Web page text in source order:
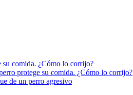
su comida. ¿Cómo lo corrijo?
protege su comida. ¿Cómo lo corrijo?
de un perro agresivo